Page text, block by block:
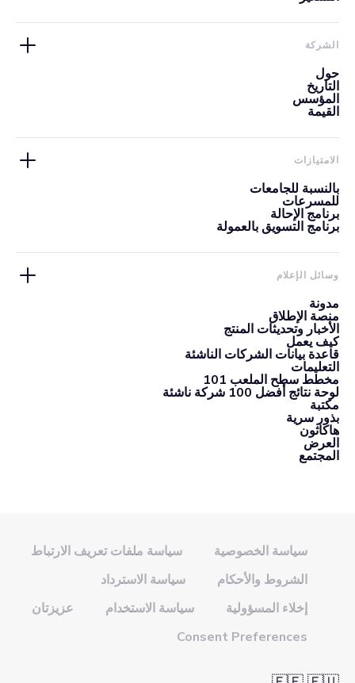
الشركة
حول
التاريخ
المؤسس
القيمة
الامتيازات
بالنسبة للجامعات
للمسرعات
برنامج الإحالة
برنامج التسويق بالعمولة
وسائل الإعلام
مدونة
منصة الإطلاق
الأخبار وتحديثات المنتج
كيف يعمل
قاعدة بيانات الشركات الناشئة
التعليمات
مخطط سطح الملعب 101
لوحة نتائج أفضل 100 شركة ناشئة
مكتبة
بذور سرية
هاكاثون
العرض
المجتمع
سياسة الخصوصية
سياسة ملفات تعريف الارتباط
الشروط والأحكام
سياسة الاسترداد
إخلاء المسؤولية
سياسة الاستخدام
عزيزتان
Consent Preferences